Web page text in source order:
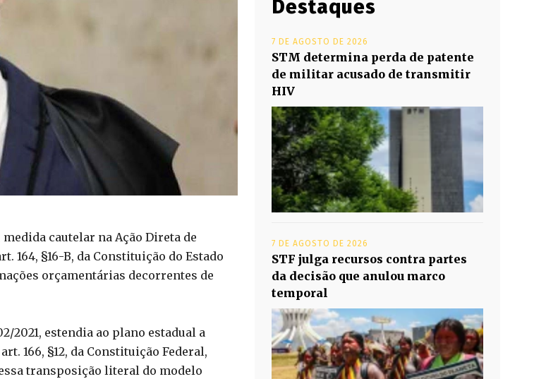
cautelar na Ação Direta de
164, §16-B, da Constituição do Estado
orçamentárias decorrentes de
2021, estendia ao plano estadual a
166, §12, da Constituição Federal,
transposição literal do modelo
Destaques
7 DE AGOSTO DE 2026
STM determina perda de patente
de militar acusado de transmitir
HIV
7 DE AGOSTO DE 2026
STF julga recursos contra partes
da decisão que anulou marco
temporal